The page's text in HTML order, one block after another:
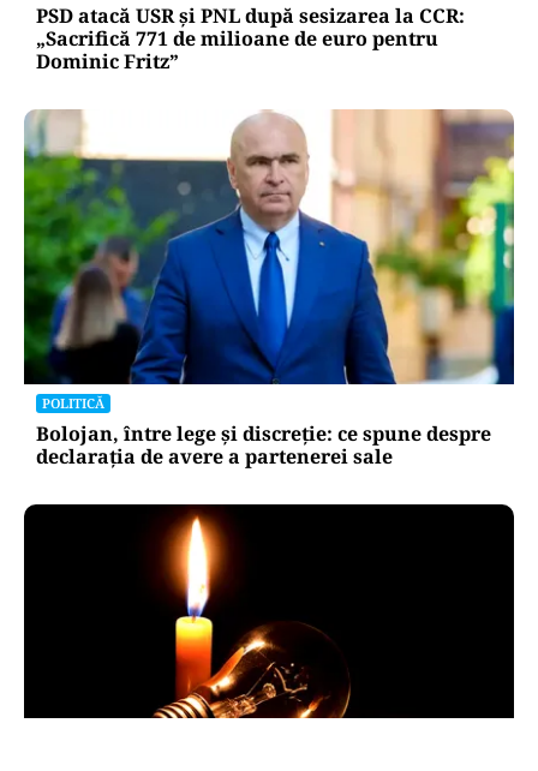
PSD atacă USR și PNL după sesizarea la CCR:
„Sacrifică 771 de milioane de euro pentru
Dominic Fritz”
POLITICĂ
Bolojan, între lege și discreție: ce spune despre
declarația de avere a partenerei sale